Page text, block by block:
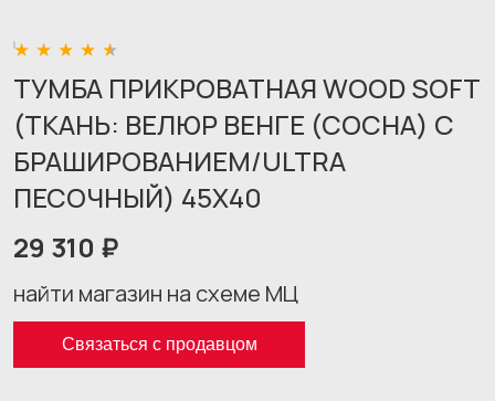
ТУМБА ПРИКРОВАТНАЯ WOOD SOFT
(ТКАНЬ: ВЕЛЮР ВЕНГЕ (СОСНА) С
БРАШИРОВАНИЕМ/ULTRA
ПЕСОЧНЫЙ) 45X40
29 310 ₽
найти магазин на схеме МЦ
Связаться с продавцом